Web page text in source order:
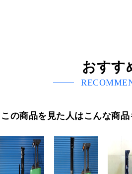
おすす
この商品を見た人はこんな商